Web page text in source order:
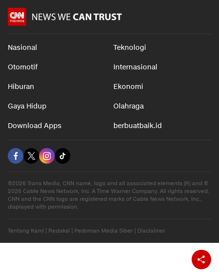
Nasional Teknologi
Otomotif Internasional
Hiburan Ekonomi
Gaya Hidup Olahraga
Download Apps berbuatbaik.id
©2026 Trans Media, CNN name, logo and all associated elements (R) and ©
2026 Cable News Network, Inc. A Time Warner Company. All rights reserved.
CNN and the CNN logo are registered marks of Cable News Network, Inc.,
displayed with permission.
Tentang Kami Redaksi Pedoman Media Siber Disclaimer